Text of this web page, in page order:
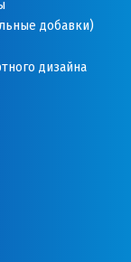
добавки)
дизайна